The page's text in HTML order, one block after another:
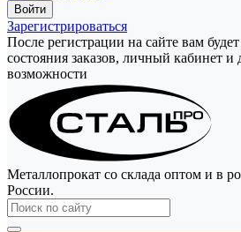
Зарегистрироваться
После регистрации на сайте вам
состояния заказов, личный кабинет и
возможности
Металлопрокат со склада оптом и в
России.